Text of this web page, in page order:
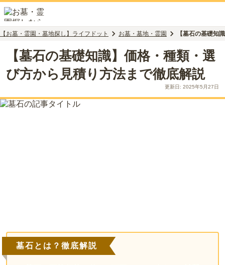
【お墓・霊園・墓地探し】ライフドット お墓・墓地・霊園 【墓石の基礎知
【墓石の基礎知識】価格・種類・選
び方から見積り方法まで徹底解説
更新日: 2025年5月27日
墓石とは？徹底解説